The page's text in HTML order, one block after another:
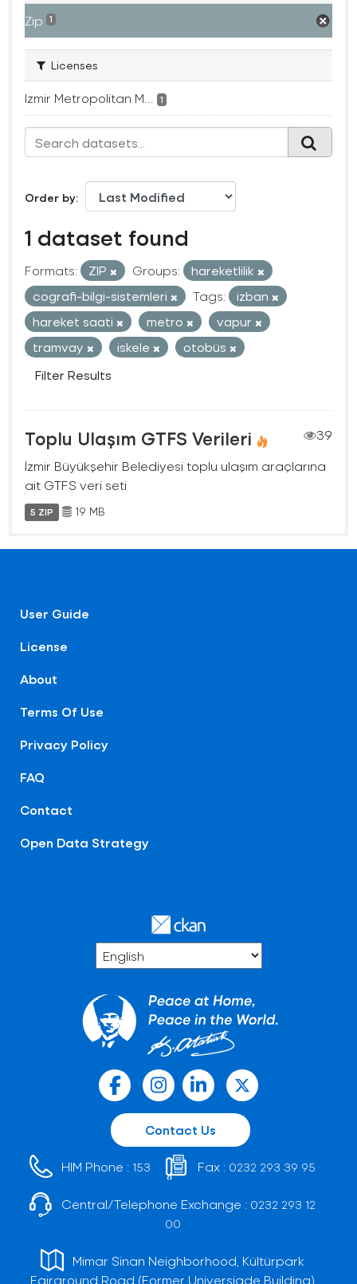
Zip 1
Licenses
Izmir Metropolitan M... 1
Order by
1 dataset found
Formats: ZIP Groups:
hareketlilik
cografi-bilgi-sistemleri
Tags:
izban
hareket saati
metro
vapur
tramvay
iskele
otobüs
Filter Results
Toplu Ulaşım GTFS Verileri
39
İzmir Büyükşehir Belediyesi toplu ulaşım araçlarına
ait GTFS veri seti
5 ZIP 19 MB
User Guide
License
About
Terms Of Use
Privacy Policy
FAQ
Contact
Open Data Strategy
Contact Us
HIM Phone : 153 Fax : 0232 293 39 95
Central/Telephone Exchange : 0232 293 12
00
Mimar Sinan Neighborhood, Kültürpark
Fairground Road (Former Universiade Building)